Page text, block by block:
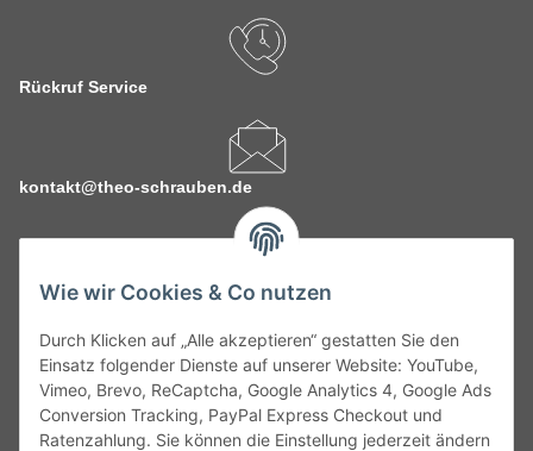
Wie wir Cookies & Co nutzen
Durch Klicken auf „Alle akzeptieren“ gestatten Sie den
Einsatz folgender Dienste auf unserer Website: YouTube,
Vimeo, Brevo, ReCaptcha, Google Analytics 4, Google Ads
Conversion Tracking, PayPal Express Checkout und
Ratenzahlung. Sie können die Einstellung jederzeit ändern
Rückruf Service
kontakt@theo-schrauben.de
Service
Gesetzliche Informationen